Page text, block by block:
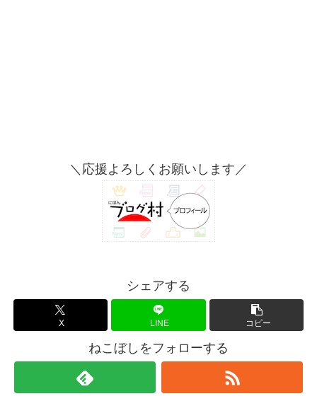
＼応援よろしくお願いします／
シェアする
X LINE コピー
ねこぼしをフォローする